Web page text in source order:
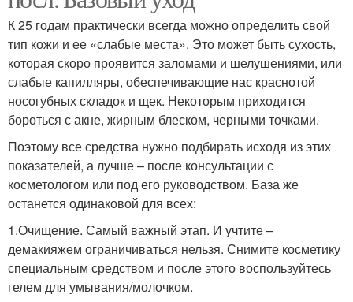
К 25 годам практически всегда можно определить свой
тип кожи и ее «слабые места». Это может быть сухость,
которая скоро проявится заломами и шелушениями, или
слабые капилляры, обеспечивающие нас краснотой
носогубных складок и щек. Некоторым приходится
бороться с акне, жирным блеском, черными точками.
Поэтому все средства нужно подбирать исходя из этих
показателей, а лучше – после консультации с
косметологом или под его руководством. База же
останется одинаковой для всех:
1.Очищение. Самый важный этап. И учтите –
демакияжем ограничиваться нельзя. Снимите косметику
специальным средством и после этого воспользуйтесь
гелем для умывания/молочком.